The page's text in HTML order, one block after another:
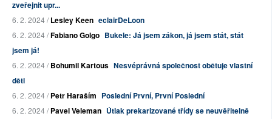
zveřejnit upr...
6. 2. 2024 /Lesley Keen eclairDeLoon
6. 2. 2024 /Fabiano Golgo Bukele: Já jsem zákon, já jsem stát, stát
jsem já!
6. 2. 2024 /Bohumil Kartous Nesvéprávná společnost obětuje vlastní
děti
6. 2. 2024 /Petr Haraším Poslední První, První Poslední
6. 2. 2024 /Pavel Veleman Útlak prekarizované třídy se neuvěřitelně